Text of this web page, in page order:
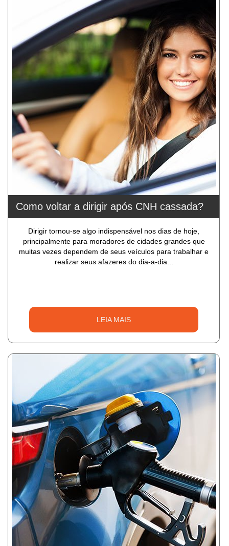
Como voltar a dirigir após CNH cassada?
Dirigir tornou-se algo indispensável nos dias de hoje,
principalmente para moradores de cidades grandes que
muitas vezes dependem de seus veículos para trabalhar e
realizar seus afazeres do dia-a-dia...
LEIA MAIS